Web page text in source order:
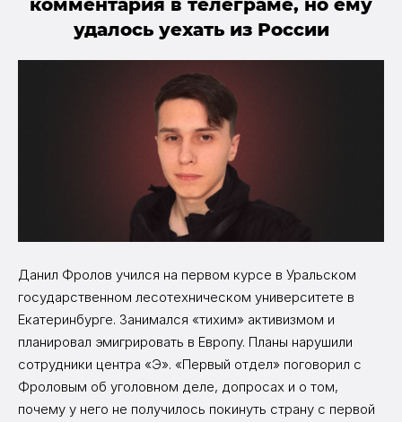
удалось уехать из России
Данил Фролов учился на первом курсе в Уральском
государственном лесотехническом университете в
Екатеринбурге. Занимался «тихим» активизмом и
планировал эмигрировать в Европу. Планы нарушили
сотрудники центра «Э». «Первый отдел» поговорил с
Фроловым об уголовном деле, допросах и о том,
почему у него не получилось покинуть страну с первой